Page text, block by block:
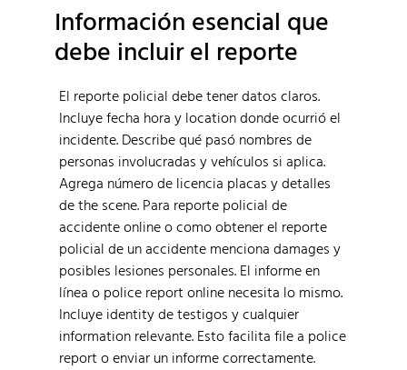
Información esencial que
debe incluir el reporte
El reporte policial debe tener datos claros.
Incluye fecha hora y location donde ocurrió el
incidente. Describe qué pasó nombres de
personas involucradas y vehículos si aplica.
Agrega número de licencia placas y detalles
de the scene. Para reporte policial de
accidente online o como obtener el reporte
policial de un accidente menciona damages y
posibles lesiones personales. El informe en
línea o police report online necesita lo mismo.
Incluye identity de testigos y cualquier
information relevante. Esto facilita file a police
report o enviar un informe correctamente.